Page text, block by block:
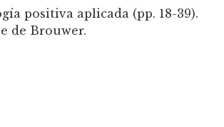
positiva aplicada (pp. 18-39).
de Brouwer.